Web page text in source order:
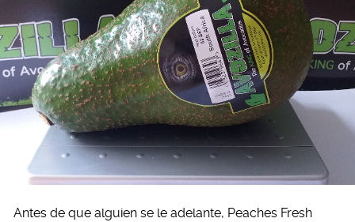
Antes de que alguien se le adelante, Peaches Fresh